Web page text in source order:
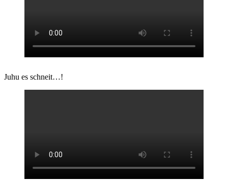
Juhu es schneit…!